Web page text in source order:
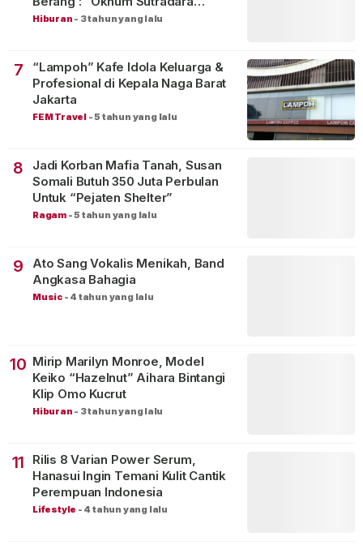
Merusak Perfilman Indonesia”!
Hiburan - 3 tahun yang lalu
7
“Lampoh” Kafe Idola Keluarga &
Profesional di Kepala Naga Barat
Jakarta
FEM Travel -5 tahun yang lalu
8
Jadi Korban Mafia Tanah, Susan
Somali Butuh 350 Juta Perbulan
Untuk “Pejaten Shelter”
Ragam -5 tahun yang lalu
9
Ato Sang Vokalis Menikah, Band
Angkasa Bahagia
Music - 4 tahun yang lalu
10 Mirip Marilyn Monroe, Model
Keiko “Hazelnut” Aihara Bintangi
Klip Omo Kucrut
Hiburan - 3 tahun yang lalu
11
Rilis 8 Varian Power Serum,
Hanasui Ingin Temani Kulit Cantik
Perempuan Indonesia
Lifestyle - 4 tahun yang lalu